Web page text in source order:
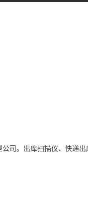
司。出库扫描仪、快递